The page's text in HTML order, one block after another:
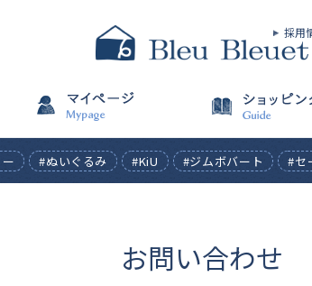
採用
#ぬいぐるみ #KiU #ジムボバート #セ
お問い合わせ